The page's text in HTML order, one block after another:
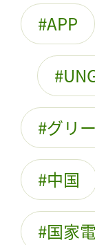
APP
グリ
中国
国家